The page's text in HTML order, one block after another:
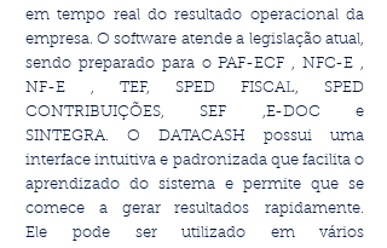
em tempo real do resultado operacional da
empresa.O software atende a legislação atual,
sendo preparado para o PAF-ECF , NFC-E ,
NF-E , TEF, SPED FISCAL, SPED
CONTRIBUIÇÕES, SEF ,E-DOC e
SINTEGRA.
O DATACASH possui uma
interface intuitiva e padronizada que facilita o
aprendizado do sistema e permite que se
comece a gerar resultados rapidamente.
Elepode ser utilizado em vários